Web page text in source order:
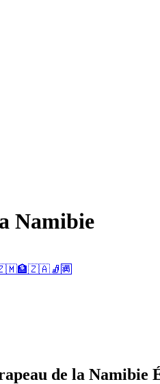
Namibie
🏦🇿🇦🧦 🈵
de la Namibie